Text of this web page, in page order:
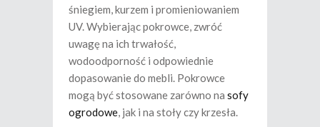
śniegiem, kurzem i promieniowaniem
UV. Wybierając pokrowce, zwróć
uwagę na ich trwałość,
wodoodporność i odpowiednie
dopasowanie do mebli. Pokrowce
mogą być stosowane zarówno na sofy
ogrodowe, jak i na stoły czy krzesła.